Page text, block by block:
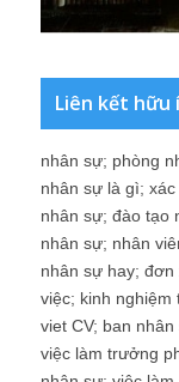
Liên kết hữu
nhân sự; phòng
nhân sự là gì;
nhân sự; đào tạo
nhân sự; nhân
nhân sự hay; đơn
việc; kinh nghiệm
viet CV; ban nhân
việc làm trưởng